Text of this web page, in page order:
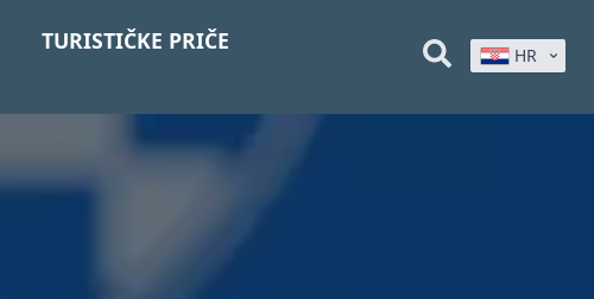
TURISTIČKE PRIČE
HR